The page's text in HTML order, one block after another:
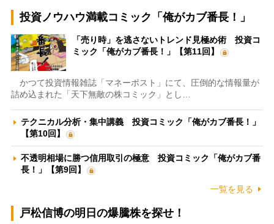
投資ノウハウ満載コミック「俺がカブ番長！」
「売り時」を逃さないトレンド見極め術 投資コ
ミック「俺がカブ番長！」【第11回】
かつて投資情報雑誌「マネーポスト」にて、圧倒的な情報量が
詰め込まれた「天下無敵の株コミック」とし…
テクニカル分析・集中講義 投資コミック「俺がカブ番長！」
【第10回】
不透明相場に勝つ信用取引の極意 投資コミック「俺がカブ番
長！」【第9回】
一覧を見る
戸松信博の明日の爆騰株を探せ！